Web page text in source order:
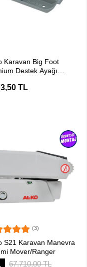
Karavan Big Foot
Destek Ayağı
TL
(3)
S21 Karavan Manevra
Mover/Ranger
67.710,00 TL